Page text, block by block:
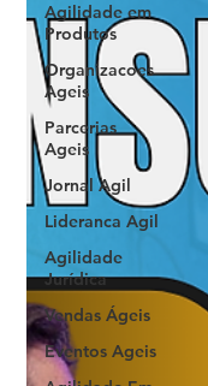
Agilidade em
Produtos
Organizacoes
Ageis
Parcerias
Ageis
Jornal Agil
Lideranca Agil
Agilidade
Jurídica
Vendas Ágeis
Eventos Ageis